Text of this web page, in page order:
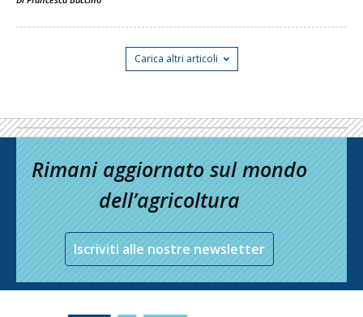
Carica altri articoli
Rimani aggiornato sul mondo
dell’agricoltura
Iscriviti alle nostre newsletter